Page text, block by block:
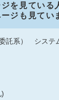
を見ている
ジも見てい
託系） システ
)